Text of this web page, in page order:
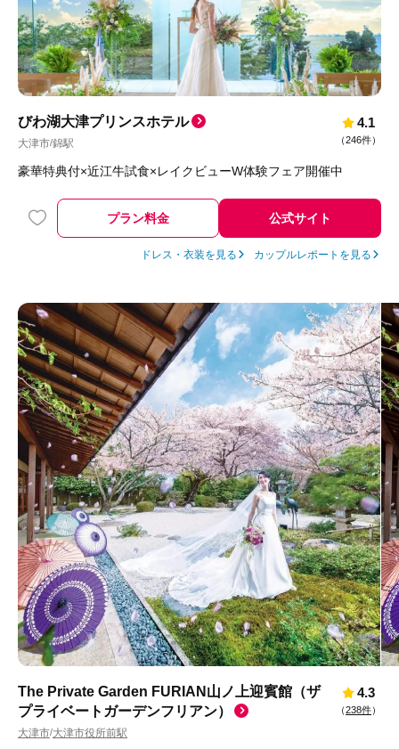
びわ湖大津プリンスホテル
大津市/錦駅
4.1
（246件）
豪華特典付×近江牛試食×レイクビューW体験フェア開催中
プラン料金 公式サイト
ドレス・衣装を見る カップルレポートを見る
The Private Garden FURIAN山ノ上迎賓館（ザ
プライベートガーデンフリアン）
大津市/大津市役所前駅
4.3
（238件）